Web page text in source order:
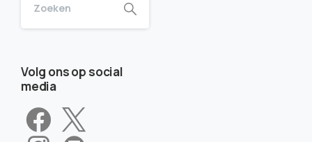
Volg ons op social
media